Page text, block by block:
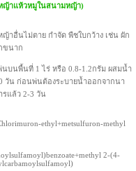
ญ้าแห้วหมูในสนามหญ้า)
าอื่นไม่ตาย กำจัด พืชใบกว้าง เช่น ผัก
ขนาก
นบนพื้นที่ 1 ไร่ หรือ 0.8-1.2กรัม ผสมน้ำ
วัน ก่อนพ่นต้องระบายน้ำออกจากนา
แล้ว 2-3 วัน
ethyl+metsulfuron-methyl
2-(4-